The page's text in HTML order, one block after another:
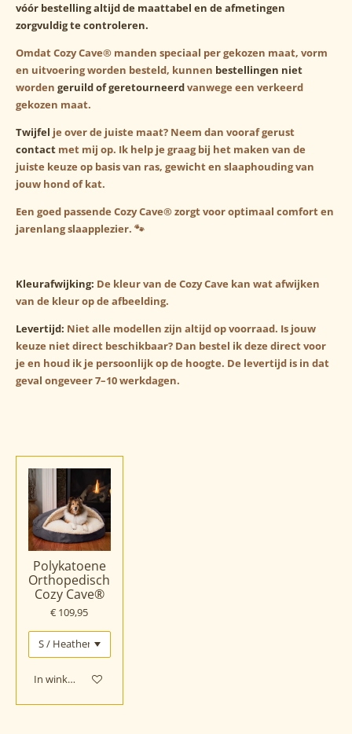
vóór bestelling altijd de maattabel en de afmetingen
zorgvuldig te controleren.
Omdat Cozy Cave® manden speciaal per gekozen maat, vorm
en uitvoering worden besteld, kunnen bestellingen niet
worden geruild of geretourneerdvanwege een verkeerd
gekozen maat.
Twijfel je over de juiste maat? Neem dan vooraf gerust
contact met mij op. Ik help je graag bij het maken van de
juiste keuze op basis van ras, gewicht en slaaphouding van
jouw hond of kat.
Een goed passende Cozy Cave® zorgt voor optimaal comfort en
jarenlang slaapplezier. 🐾
Kleurafwijking: De kleur van de Cozy Cave kan wat afwijken
van de kleur op de afbeelding.
Levertijd: Niet alle modellen zijn altijd op voorraad. Is jouw
keuze niet direct beschikbaar? Dan bestel ik deze direct voor
je en houd ik je persoonlijk op de hoogte. De levertijd is in dat
geval ongeveer 7–10 werkdagen.
Polykatoene
Orthopedisch
Cozy Cave®
€ 109,95
In winkelwagen